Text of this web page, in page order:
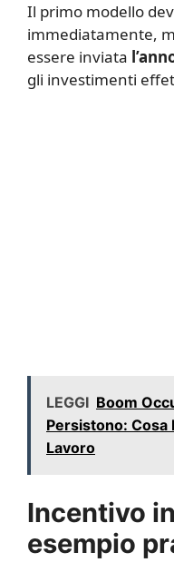
Il primo modello
immediatamente,
essere inviata
gli investimenti
LEGGI Boom
Persistono: Cosa
Lavoro
Incentivo
esempio